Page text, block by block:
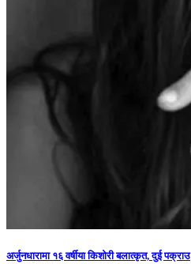
अर्जुनधारामा १६ वर्षीया किशोरी बलात्कृत, दुई पक्राउ